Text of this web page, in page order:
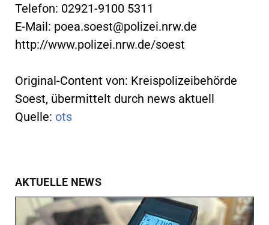
Telefon: 02921-9100 5311
E-Mail: poea.soest@polizei.nrw.de
http://www.polizei.nrw.de/soest
Original-Content von: Kreispolizeibehörde
Soest, übermittelt durch news aktuell
Quelle: ots
AKTUELLE NEWS